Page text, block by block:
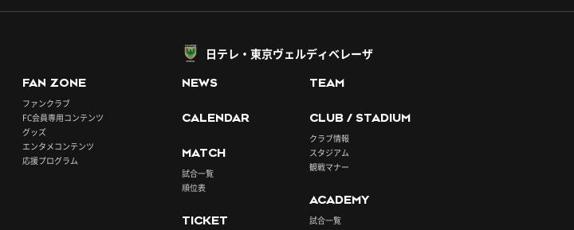
FAN ZONE
ファンクラブ
FC会員専用コンテンツ
グッズ
エンタメコンテンツ
応援プログラム
日テレ・東京ヴェルディベレーザ
NEWS
CALENDAR
MATCH
試合一覧
順位表
TICKET
TEAM
CLUB / STADIUM
クラブ情報
スタジアム
観戦マナー
ACADEMY
試合一覧